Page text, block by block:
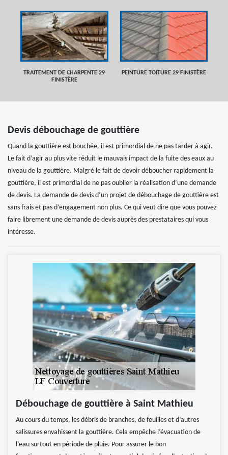
TRAITEMENT DE CHARPENTE 29
FINISTÈRE
PEINTURE TOITURE 29 FINISTÈRE
Devis débouchage de gouttière
Quand la gouttière est bouchée, il est primordial de ne pas tarder à agir.
Le fait d’agir au plus vite réduit le mauvais impact de la fuite des eaux au
niveau de la gouttière. Malgré le fait de devoir déboucher rapidement la
gouttière, il est primordial de ne pas oublier la réalisation d’une demande
de devis. La demande de devis d’un projet de débouchage de gouttière est
sans frais et pas d’engagement non plus. Ce qui veut dire que vous pouvez
faire librement une demande de devis auprès des prestataires qui vous
intéresse.
Débouchage de gouttière à Saint Mathieu
Au cours du temps, les débris de branches, de feuilles et d’autres
salissures envahissent la gouttière. Cela empêche l’évacuation de
l’eau surtout en période de pluie. Pour assurer le bon